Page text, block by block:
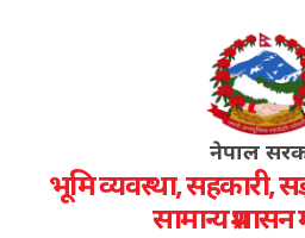
नेपाल
भूमि व्यवस्था, सहकारी,
सामान्य प्रशासन